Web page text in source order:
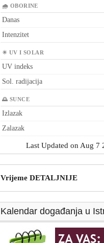
🌧 OBORINE
Danas
Intenzitet
☀ UV I SOLAR
UV indeks
Sol. radijacija
🌅 SUNCE
Izlazak
Zalazak
Last Updated on Aug 7
Vrijeme DETALJNIJE
Kalendar događanja u